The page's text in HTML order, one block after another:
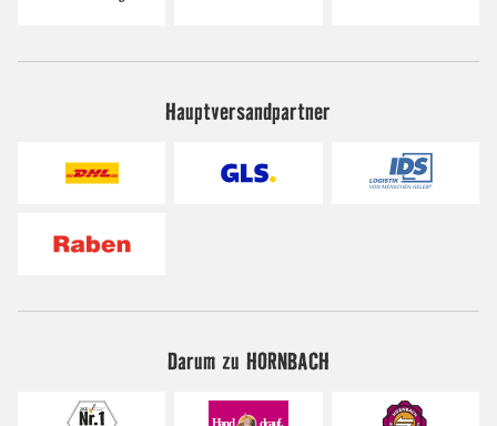
Hauptversandpartner
Darum zu HORNBACH